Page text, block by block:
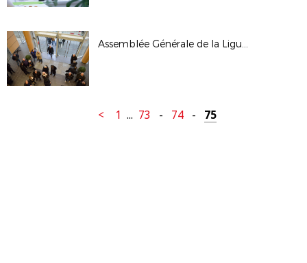
Assemblée Générale de la Ligue - janv 2017
< 1 ... 73 - 74 - 75